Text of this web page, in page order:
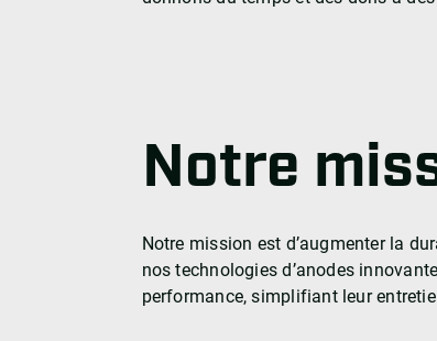
Notre
Notre mission est d’augmenter la
nos technologies d’anodes
performance, simplifiant leur